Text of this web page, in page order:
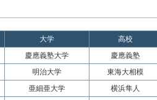
大学 高校
慶應義塾大学 慶應義塾
明治大学 東海大相模
亜細亜大学 横浜隼人